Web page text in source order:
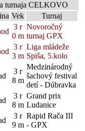
turnaja CELKOVO
Vek
Turnaj
3 r
0 m
Novoročný
turnaj GPX
3 r
3 m
Liga mládeže
Spiša, 5.kolo
3 r
8 m
Medzinárodný
šachový festival
detí - Dúbravka
3 r
8 m
Grand prix
Ludanice
3 r
9 m
Rapid Rača III
- GPX